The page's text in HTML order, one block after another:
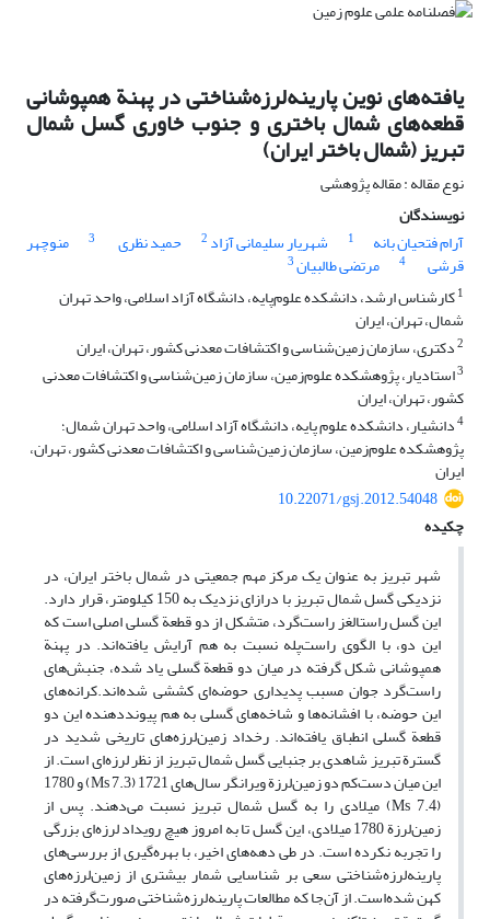
یافته‌های نوین پارینه‌‌لرزه‌شناختی در پهنة‌ همپوشانی
قطعه‌های شمال باختری و جنوب خاوری گسل شمال
تبریز (شمال باختر ایران)
نوع مقاله : مقاله پژوهشی
نویسندگان
آرام فتحیان بانه
1 شهریار سلیمانی آزاد 2 حمید نظری 3 منوچهر
قرشی 4 مرتضی طالبیان3
1کارشناس ارشد، دانشکده‌ علوم‌پایه، دانشگاه آزاد اسلامی، واحد تهران
شمال، تهران، ایران
2دکتری، سازمان زمین‌شناسی و اکتشافات معدنی کشور، تهران، ایران
3استادیار، پژوهشکده‌ علوم‌زمین، سازمان زمین‌شناسی و اکتشافات معدنی
کشور، تهران، ایران
4دانشیار، دانشکده علوم پایه، دانشگاه آزاد اسلامی، واحد تهران شمال؛
پژوهشکده‌ علوم‌زمین، سازمان زمین‌شناسی و اکتشافات معدنی کشور، تهران،
ایران
10.22071/gsj.2012.54048
چکیده
شهر تبریز به عنوان یک مرکز مهم جمعیتی در شمال باختر ایران، در
نزدیکی گسل شمال تبریز با درازای نزدیک به 150 کیلومتر، قرار دارد.
این گسل راستالغز راست‌گرد، متشکل از دو قطعة‌ گسلی اصلی است که
این دو، با الگوی راست‌پله نسبت به هم آرایش یافته‌اند. در پهنة
همپوشانی شکل گرفته در میان دو قطعة‌ گسلی یاد شده، جنبش‌های
راست‌گرد جوان مسبب پدیداری حوضه‌ای کششی شده‌اند.کرانه‌های
این حوضه، با افشانه‌ها و شاخه‌های گسلی به هم پیونددهنده‌ این دو
قطعة‌ گسلی انطباق یافته‌اند. رخداد زمین‌لرزه‌های تاریخی شدید در
گسترة‌ تبریز شاهدی بر جنبایی گسل شمال تبریز از نظر لرزه‌ای است. از
این میان دست‌کم دو زمین‌لرزة ویرانگر سال‌های 1721 (Ms 7.3) و 1780
(Ms 7.4) میلادی را به گسل شمال تبریز نسبت می‌دهند. پس از
زمین‌لرزة‌ 1780 میلادی، این گسل تا به امروز هیچ رویداد لرزه‌ای بزرگی
را تجربه نکرده است. در طی دهه‌های اخیر، با بهره‌گیری از بررسی‌های
پارینه‌لرزه‌شناختی سعی بر شناسایی شمار بیشتری از زمین‌لرزه‌های
کهن شده‌است. از آن‌جا که مطالعات پارینه‌‌لرزه‌شناختی صورت‌گرفته در